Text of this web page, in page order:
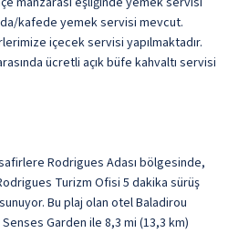
kafede yemek servisi mevcut.
içecek servisi yapılmaktadır.
ücretli açık büfe kahvaltı servisi
Rodrigues Adası bölgesinde,
Turizm Ofisi 5 dakika sürüş
Bu plaj olan otel Baladirou
Garden ile 8,3 mi (13,3 km)